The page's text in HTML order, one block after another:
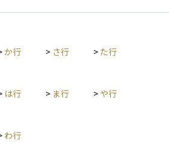
フレ）の圧力が弱いときに、景気刺激
期待されるため、株価の上昇要因となる
利下げを行う際に、経済全体のバランス
クを慎重に見極める必要があります。
か行 > さ行 > た行
は行 > ま行 > や行
わ行